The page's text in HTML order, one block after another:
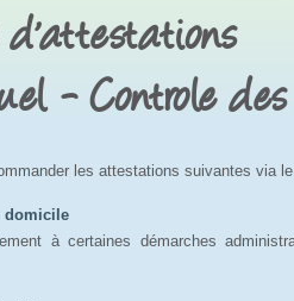
- Controle
les attestations suivantes via
domicile
à certaines démarches